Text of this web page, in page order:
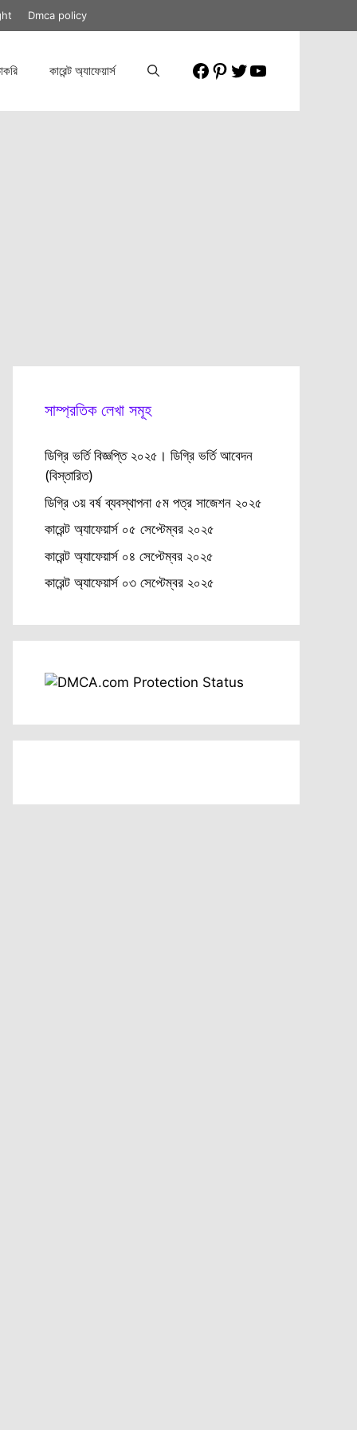
Dmca policy
কারেন্ট অ্যাফেয়ার্স Facebook
Pinterest
Twitter
YouTube
সাম্প্রতিক লেখা সমূহ
ডিগ্রি ভর্তি বিজ্ঞপ্তি ২০২৫। ডিগ্রি ভর্তি আবেদন
(বিস্তারিত)
ডিগ্রি ৩য় বর্ষ ব্যবস্থাপনা ৫ম পত্র সাজেশন ২০২৫
কারেন্ট অ্যাফেয়ার্স ০৫ সেপ্টেম্বর ২০২৫
কারেন্ট অ্যাফেয়ার্স ০৪ সেপ্টেম্বর ২০২৫
কারেন্ট অ্যাফেয়ার্স ০৩ সেপ্টেম্বর ২০২৫